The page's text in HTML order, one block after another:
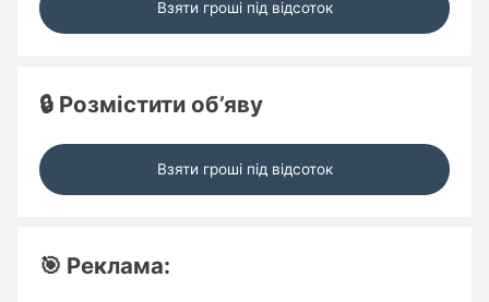
Взяти гроші під відсоток
🔒 Розмістити об’яву
Взяти гроші під відсоток
🎯 Реклама: